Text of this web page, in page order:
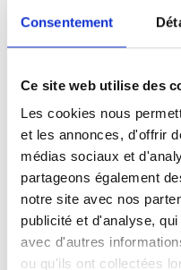
Consentement
Ce site web utilise des
Les cookies nous
et les annonces, d'offrir
médias sociaux et
partageons également
notre site avec nos
publicité et d'analyse,
avec d'autres
ou qu'ils ont collectées
21,0 cm L x 21,0 cm H